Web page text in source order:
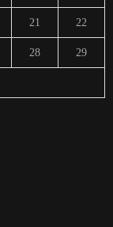
21 22
28 29